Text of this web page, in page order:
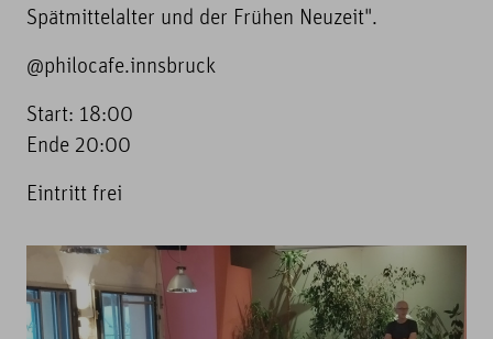
Spätmittelalter und der Frühen Neuzeit".
@philocafe.innsbruck
Start: 18:00
Ende 20:00
Eintritt frei